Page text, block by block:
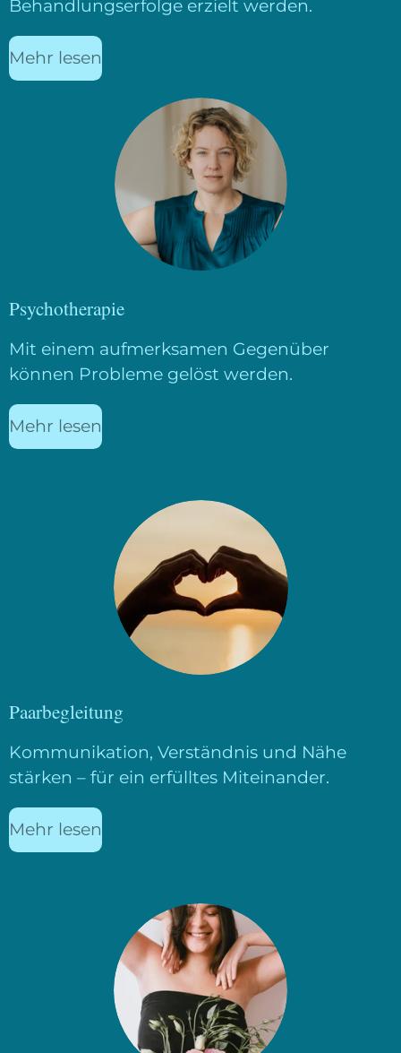
Behandlungserfolge erzielt werden.
Mehr lesen
Psychotherapie
Mit einem aufmerksamen Gegenüber
können Probleme gelöst werden.
Mehr lesen
Paarbegleitung
Kommunikation, Verständnis und Nähe
stärken – für ein erfülltes Miteinander.
Mehr lesen